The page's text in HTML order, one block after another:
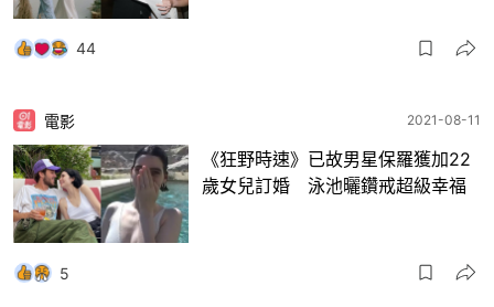
44
電影 2021-08-11
《狂野時速》已故男星保羅獲加22
歲女兒訂婚 泳池曬鑽戒超級幸福
5